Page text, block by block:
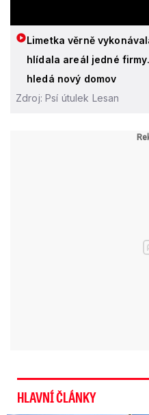
Limetka věrně
hlídala areál jedné
hledá nový domov
Zdroj: Psí útulek Lesan
HLAVNÍ ČLÁNKY